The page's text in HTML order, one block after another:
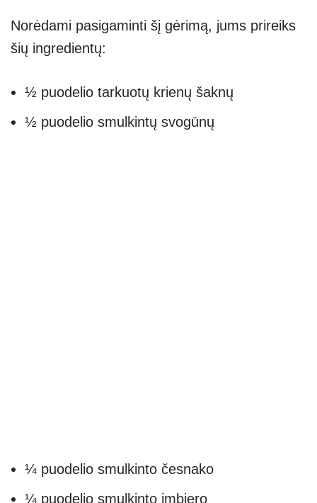
Norėdami pasigaminti šį gėrimą, jums prireiks
šių ingredientų:
½ puodelio tarkuotų krienų šaknų
½ puodelio smulkintų svogūnų
¼ puodelio smulkinto česnako
¼ puodelio smulkinto imbiero